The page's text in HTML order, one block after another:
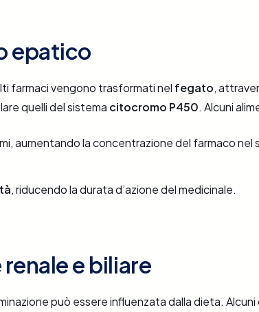
epatico
farmaci vengono trasformati nel fegato,
quelli del sistema citocromo P450. Alcuni
aumentando la concentrazione del farmaco nel
, riducendo la durata d’azione del medicinale.
e biliare
può essere influenzata dalla dieta. Alcuni